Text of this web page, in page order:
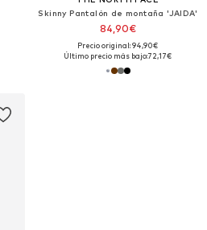
Skinny Pantalón de montaña 'JAIDA'
84,90€
Precio original: 94,90€
Último precio más bajo:72,17€